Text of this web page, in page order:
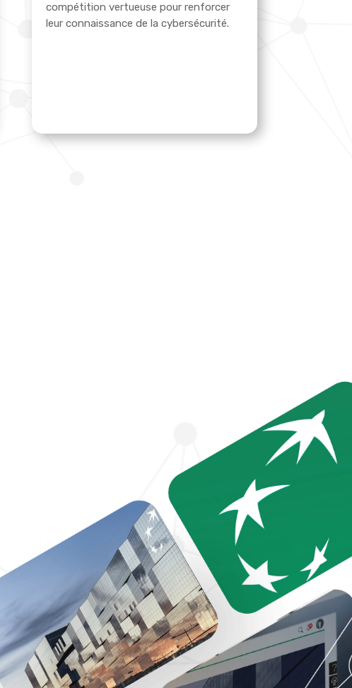
compétition vertueuse pour renforcer
leur connaissance de la cybersécurité.